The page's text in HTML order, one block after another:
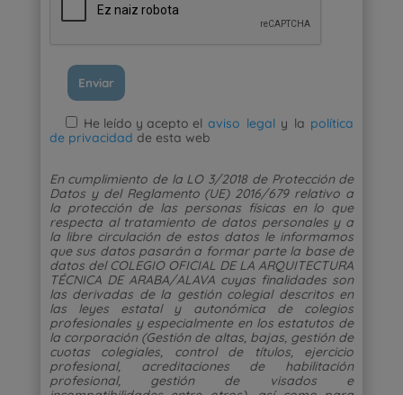
He leído y acepto el aviso legaly la política
de privacidad de esta web
En cumplimiento de la LO 3/2018 de Protección de
Datos y del Reglamento (UE) 2016/679 relativo a
la protección de las personas físicas en lo que
respecta al tratamiento de datos personales y a
la libre circulación de estos datos le informamos
que sus datos pasarán a formar parte la base de
datos del COLEGIO OFICIAL DE LA ARQUITECTURA
TÉCNICA DE ARABA/ALAVA cuyas finalidades son
las derivadas de la gestión colegial descritos en
las leyes estatal y autonómica de colegios
profesionales y especialmente en los estatutos de
la corporación (Gestión de altas, bajas, gestión de
cuotas colegiales, control de títulos, ejercicio
profesional, acreditaciones de habilitación
profesional, gestión de visados e